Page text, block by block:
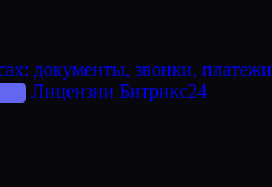
документы, звонки, платежи
Лицензии Битрикс24